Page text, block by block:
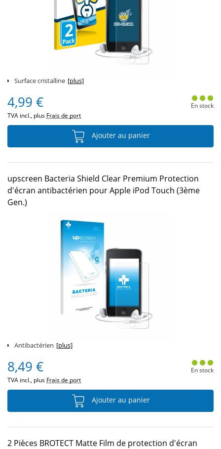
Surface cristalline [plus]
4,99 €
TVA incl., plus Frais de port
En stock
Ajouter au panier
upscreen Bacteria Shield Clear Premium Protection
d'écran antibactérien pour Apple iPod Touch (3ème
Gen.)
Antibactérien [plus]
8,49 €
TVA incl., plus Frais de port
En stock
Ajouter au panier
2 Pièces BROTECT Matte Film de protection d'écran